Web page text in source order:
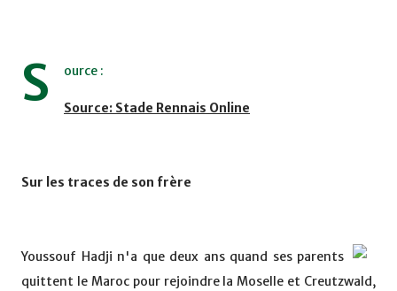
S ource :
Source: Stade Rennais Online
Sur les traces de son frère
Youssouf Hadji n'a que deux ans quand ses parents
quittent le Maroc pour rejoindre la Moselle et Creutzwald,